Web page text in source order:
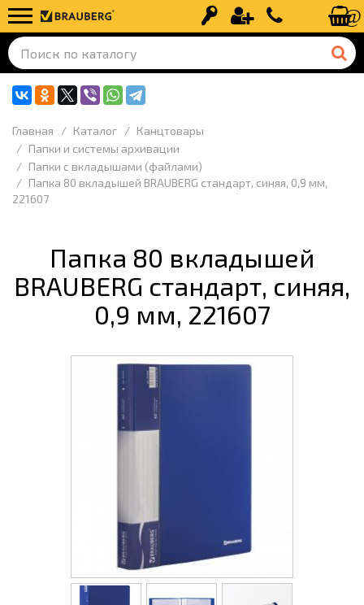
Вход Регистрация+7 (499) 110-
Главная Каталог
Канцтовары
Папки и системы архивации
Папки с вкладышами (файлами)
Папка 80 вкладышей BRAUBERG стандарт, синяя, 0,9 мм,
221607
Папка 80 вкладышей
BRAUBERG стандарт, синяя,
0,9 мм, 221607